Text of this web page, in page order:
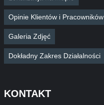
Opinie Klientów i Pracowników
Galeria Zdjęć
Dokładny Zakres Działalności
KONTAKT